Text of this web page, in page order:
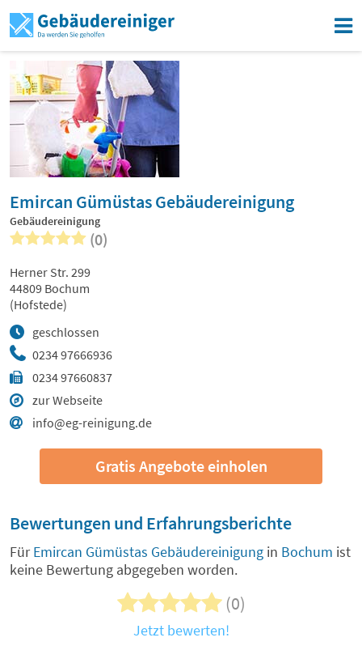
Emircan Gümüstas Gebäudereinigung
Gebäudereinigung
(0)
0234 97666936
0234 97660837
zur Webseite
info@eg-reinigung.de
geschlossen
Herner Str. 299
44809 Bochum
(Hofstede)
Gratis Angebote einholen
Bewertungen und Erfahrungsberichte
FürEmircan Gümüstas Gebäudereinigung in Bochum ist
keine Bewertung abgegeben worden.
(0)
Jetzt bewerten!